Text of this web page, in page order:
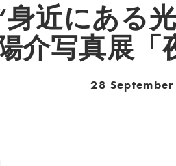
身近にある
介写真展「
28